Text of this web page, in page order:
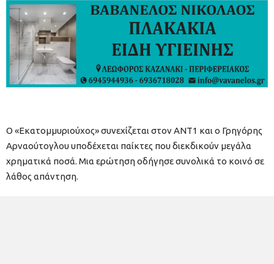
Ο «Εκατομμυριούχος» συνεχίζεται στον ΑΝΤ1 και ο Γρηγόρης
Αρναούτογλου υποδέχεται παίκτες που διεκδικούν μεγάλα
χρηματικά ποσά. Μια ερώτηση οδήγησε συνολικά το κοινό σε
λάθος απάντηση.